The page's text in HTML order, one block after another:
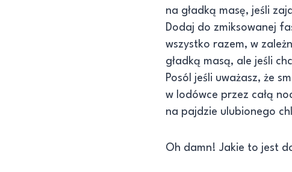
na gładką masę, jeśli
Dodaj do zmiksowanej
wszystko razem, w
gładką masą, ale jeśli
Posól jeśli uważasz, że
w lodówce przez całą
na pajdzie ulubionego
Oh damn! Jakie to jest